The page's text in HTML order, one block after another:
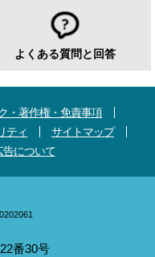
よくある質問と回答
・著作権・免責事項
ティ
サイトマップ
告について
番30号